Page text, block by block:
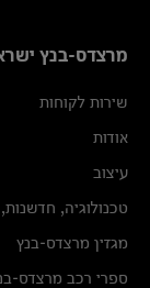
מרצדס-בנץ
שירות לקוחות
אודות
עיצוב
טכנולוגיה,
מגזין מרצדס-בנץ
ספרי רכב מרצדס-